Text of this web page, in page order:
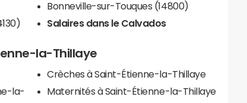
Bonneville-sur-Touques (14800)
Salaires dans le Calvados
la-Thillaye
la-
Crèches à Saint-Étienne-la-Thillaye
Maternités à Saint-Étienne-la-Thillaye